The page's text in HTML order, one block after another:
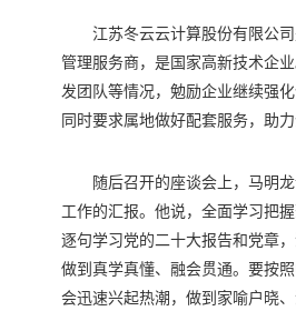
江苏冬云云计算股份有限公
管理服务商，是国家高新技术企
发团队等情况，勉励企业继续强
同时要求属地做好配套服务，助力
随后召开的座谈会上，马明
工作的汇报。他说，全面学习把
逐句学习党的二十大报告和党章
做到真学真懂、融会贯通。要按
会迅速兴起热潮，做到家喻户晓、